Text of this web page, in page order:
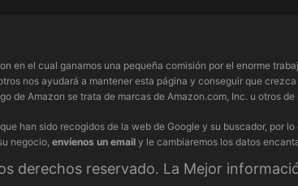
en el cual ganamos una pequeña comisión por el enorme
nos ayudará a mantener esta página y conseguir que
de Amazon se trata de marcas de Amazon.com, Inc. u otros de
han sido recogidos de la web de Google y su buscador, por
negocio, envíenos un email y le cambiaremos los datos
derechos reservado. La Mejor